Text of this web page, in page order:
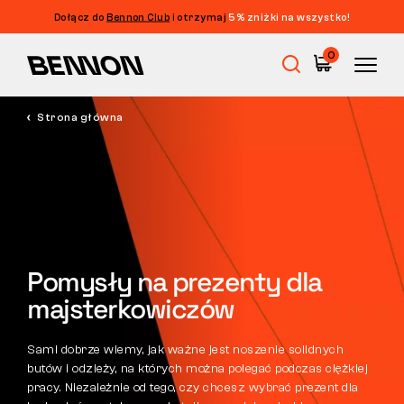
Dołącz doBennon Club i otrzymaj 5% zniżki na wszystko!
0
Wyprzedaż
Obuwie robocze
Outdoor
Obuwie casualowe
Strona główna
Pomysły na prezenty dla
majsterkowiczów
Sami dobrze wiemy, jak ważne jest noszenie solidnych
butów i odzieży, na których można polegać podczas ciężkiej
pracy. Niezależnie od tego, czy chcesz wybrać prezent dla
Filtrowanie
CENA
NORMA
CIĘCIE
FILTRUJ
WYCZYŚĆ FILTRY